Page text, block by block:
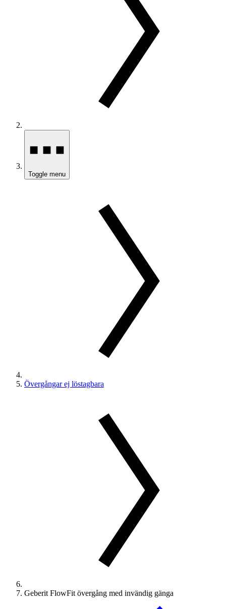
Toggle menu
Övergångar ej löstagbara
Geberit FlowFit övergång med invändig gänga